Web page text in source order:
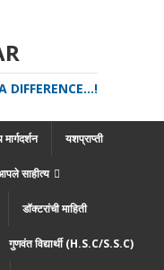
DIFFERENCE...!
यशप्राप्ती
साहीत्य
डॉक्टरांची माहिती
गुणवंत विद्यार्थी (H.S.C/S.S.C)